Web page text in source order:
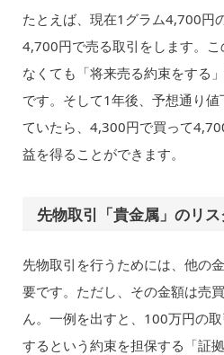
たとえば、現在1グラム4,700円
4,700円で売る取引をします。
なくても「将来売る約束をする
です。そして1年後、予想通り
ていたら、4,300円で買って
益を得ることができます。
先物取引「貴金属」のリ
先物取引を行うためには、他の
要です。ただし、その金額は売
ん。一例を出すと、100万円の
するという約束を担保する「証